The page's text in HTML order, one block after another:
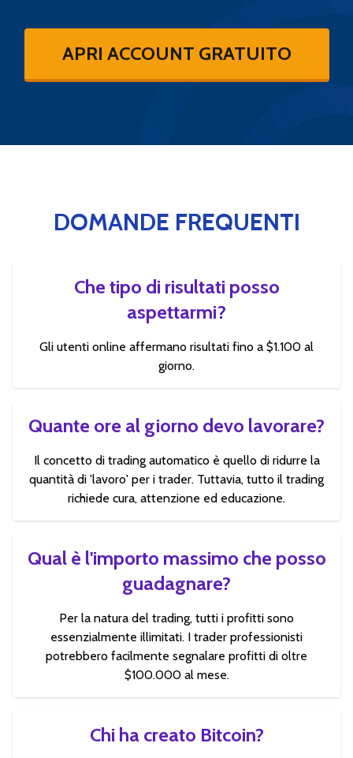
APRI ACCOUNT GRATUITO
DOMANDE FREQUENTI
Che tipo di risultati posso
aspettarmi?
Gli utenti online affermano risultati fino a $1.100 al
giorno.
Quante ore al giorno devo lavorare?
Il concetto di trading automatico è quello di ridurre la
quantità di 'lavoro' per i trader. Tuttavia, tutto il trading
richiede cura, attenzione ed educazione.
Qual è l'importo massimo che posso
guadagnare?
Per la natura del trading, tutti i profitti sono
essenzialmente illimitati. I trader professionisti
potrebbero facilmente segnalare profitti di oltre
$100.000 al mese.
Chi ha creato Bitcoin?